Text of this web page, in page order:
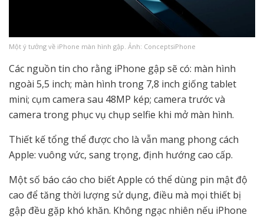
Một ý tưởng về iPhone màn hình gập. Ảnh: ConceptsiPhone
Các nguồn tin cho rằng iPhone gập sẽ có: màn hình
ngoài 5,5 inch; màn hình trong 7,8 inch giống tablet
mini; cụm camera sau 48MP kép; camera trước và
camera trong phục vụ chụp selfie khi mở màn hình.
Thiết kế tổng thể được cho là vẫn mang phong cách
Apple: vuông vức, sang trọng, định hướng cao cấp.
Một số báo cáo cho biết Apple có thể dùng pin mật độ
cao để tăng thời lượng sử dụng, điều mà mọi thiết bị
gập đều gặp khó khăn. Không ngạc nhiên nếu iPhone